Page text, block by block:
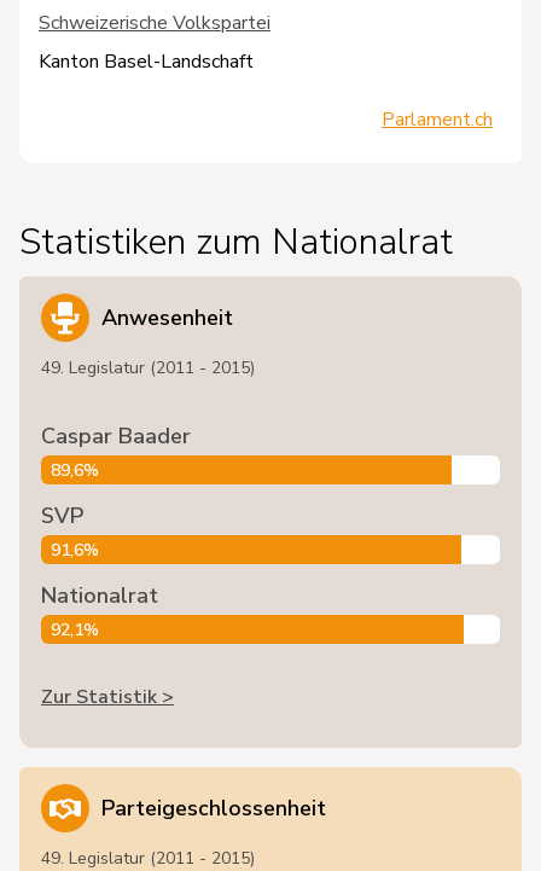
Schweizerische Volkspartei
Kanton Basel-Landschaft
Parlament.ch
Statistiken zum Nationalrat
Anwesenheit
49. Legislatur (2011 - 2015)
Caspar Baader
89,6%
SVP
91,6%
Nationalrat
92,1%
Zur Statistik >
Parteigeschlossenheit
49. Legislatur (2011 - 2015)